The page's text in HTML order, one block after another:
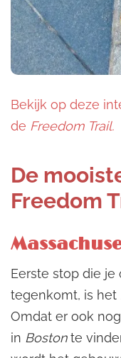
Bekijk op deze
de Freedom Trail.
De
Freedom
Eerste stop die je
tegenkomt, is het
Omdat er ook
in Bostonte